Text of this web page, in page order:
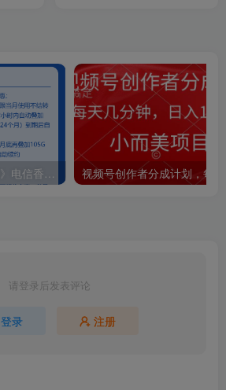
《大流量手机卡推荐》电信香妃卡29元包155G通用+30G定向+通话0.1元/分钟
请登录后发表评论
登录 注册